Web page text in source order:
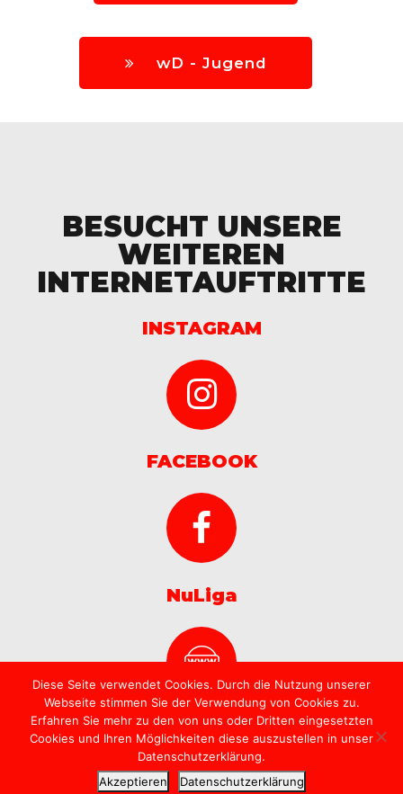
wD - Jugend
BESUCHT UNSERE
WEITEREN
INTERNETAUFTRITTE
INSTAGRAM
FACEBOOK
NuLiga
Diese Seite verwendet Cookies. Durch die Nutzung unserer
Webseite stimmen Sie der Verwendung von Cookies zu.
Erfahren Sie mehr zu den von uns oder Dritten eingesetzten
Cookies und Ihren Möglichkeiten diese auszustellen in unser
Datenschutzerklärung.
Akzeptieren
Datenschutzerklärung